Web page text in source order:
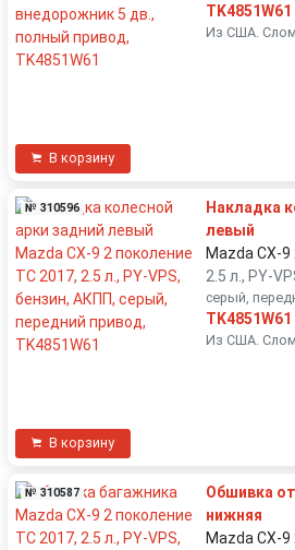
TK4851W61
Из США.
В корзину
№ 310596
Накладка
левый
Mazda CX-
2.5 л., PY-
серый,
TK4851W61
Из США.
В корзину
№ 310587
Обшивка
нижняя
Mazda CX-